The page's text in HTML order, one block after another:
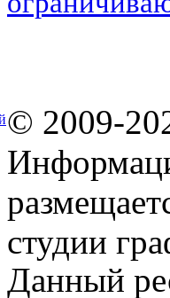
© 2009-
студии
Данный